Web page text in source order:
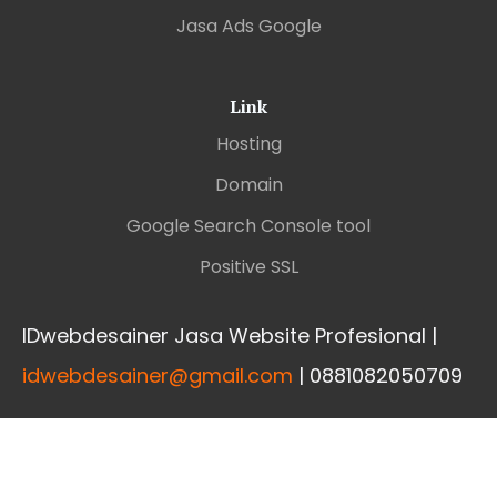
Jasa Ads Google
Link
Hosting
Domain
Google Search Console tool
Positive SSL
IDwebdesainer Jasa Website Profesional |
idwebdesainer@gmail.com | 0881082050709